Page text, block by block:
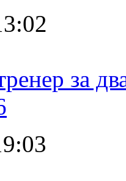
за